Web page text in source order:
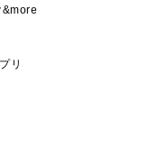
もありますが害
&more
リ